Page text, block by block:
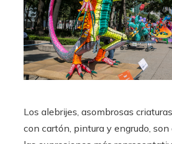
Los alebrijes, asombrosas
con cartón, pintura y engrudo, son